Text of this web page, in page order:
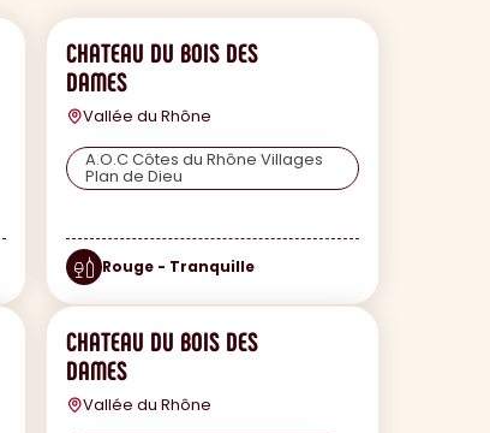
CHATEAU DU BOIS DES
DAMES
Vallée du Rhône
A.O.C Côtes du Rhône Villages
Plan de Dieu
Rouge - Tranquille
CHATEAU DU BOIS DES
DAMES
Vallée du Rhône